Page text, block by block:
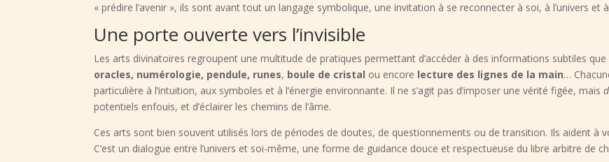
« prédire l’avenir », ils sont avant tout un langage symbolique, une invitation à se reconnecter à soi, à l’univers et
Une porte ouverte vers l’invisible
Les arts divinatoires regroupent une multitude de pratiques permettant d’accéder à des informations subtiles que
oracles, numérologie, pendule, runes, boule de cristal ou encore lecture des lignes de la main…
particulière à l’intuition, aux symboles et à l’énergie environnante. Il ne s’agit pas d’imposer une vérité figée, mais
potentiels enfouis, et d’éclairer les chemins de l’âme.
Ces arts sont bien souvent utilisés lors de périodes de doutes, de questionnements ou de transition. Ils aident à
C’est un dialogue entre l’univers et soi-même, une forme de guidance douce et respectueuse du libre arbitre de